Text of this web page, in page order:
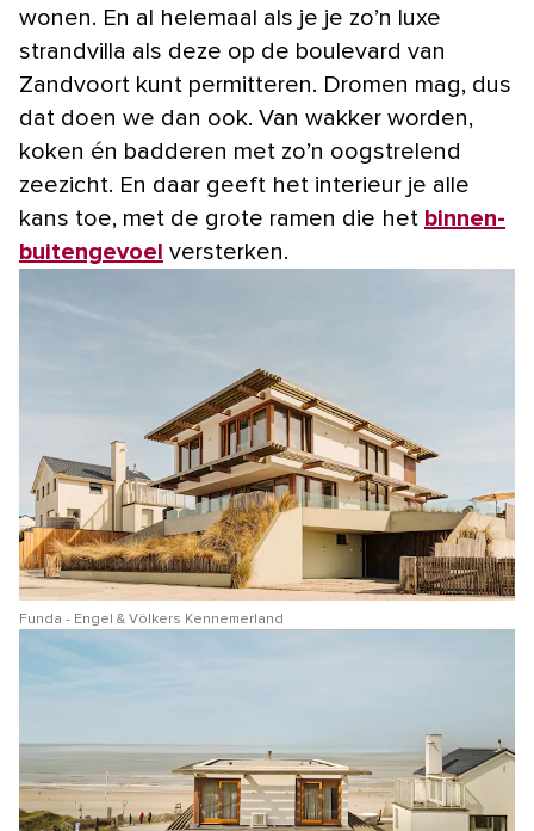
wonen. En al helemaal als je je zo’n luxe
strandvilla als deze op de boulevard van
Zandvoort kunt permitteren. Dromen mag, dus
dat doen we dan ook. Van wakker worden,
koken én badderen met zo’n oogstrelend
zeezicht. En daar geeft het interieur je alle
kans toe, met de grote ramen die het binnen-
buitengevoel versterken.
Funda - Engel & Völkers Kennemerland